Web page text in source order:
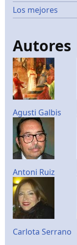
Los mejores
Autores
Agusti Galbis
Antoni Ruiz
Carlota Serrano